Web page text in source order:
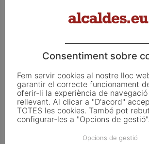
Consentiment sobre
Fem servir cookies al nostre lloc
garantir el correcte funcionament
oferir-li la experiència de
rellevant. Al clicar a "D'acord"
TOTES les cookies. També pot
configurar-les a "Opcions de gestió".
Opcions de gestió